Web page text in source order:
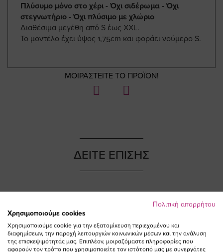
Πλύσυμο μόνο στο χέρι - Όχι σιδέρωμα - Όχι
στεγνωτήριο - Όχι πλύσιμο με χλώριο
Διαθέσιμα μεγέθη από S έως ΧXL.
Το μοντέλο έχει ύψος 1,75cm και φοράει νούμερο S.
ΜΟΙΡΑΣΤΕΙΤΕ ΤΟ ΠΡΟΪΟΝ!
NEW IN
ΔΕΙΤΕ ΕΠΙΣΗΣ
Πολιτική απορρήτου
Χρησιμοποιούμε cookies
Χρησιμοποιούμε cookie για την εξατομίκευση περιεχομένου και
διαφημίσεων, την παροχή λειτουργιών κοινωνικών μέσων και την ανάλυση
της επισκεψιμότητάς μας. Επιπλέον, μοιραζόμαστε πληροφορίες που
αφορούν τον τρόπο που χρησιμοποιείτε τον ιστότοπό μας με συνεργάτες